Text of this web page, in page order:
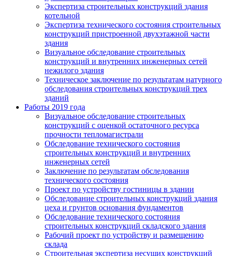
Экспертиза строительных конструкций здания
котельной
Экспертиза технического состояния строительных
конструкций пристроенной двухэтажной части
здания
Визуальное обследование строительных
конструкций и внутренних инженерных сетей
нежилого здания
Техническое заключение по результатам натурного
обследования строительных конструкций трех
зданий
Работы 2019 года
Визуальное обследование строительных
конструкций с оценкой остаточного ресурса
прочности тепломагистрали
Обследование технического состояния
строительных конструкций и внутренних
инженерных сетей
Заключение по результатам обследования
технического состояния
Проект по устройству гостиницы в здании
Обследование строительных конструкций здания
цеха и грунтов основания фундаментов
Обследование технического состояния
строительных конструкций складского здания
Рабочий проект по устройству и размещению
склада
Строительная экспертиза несущих конструкций